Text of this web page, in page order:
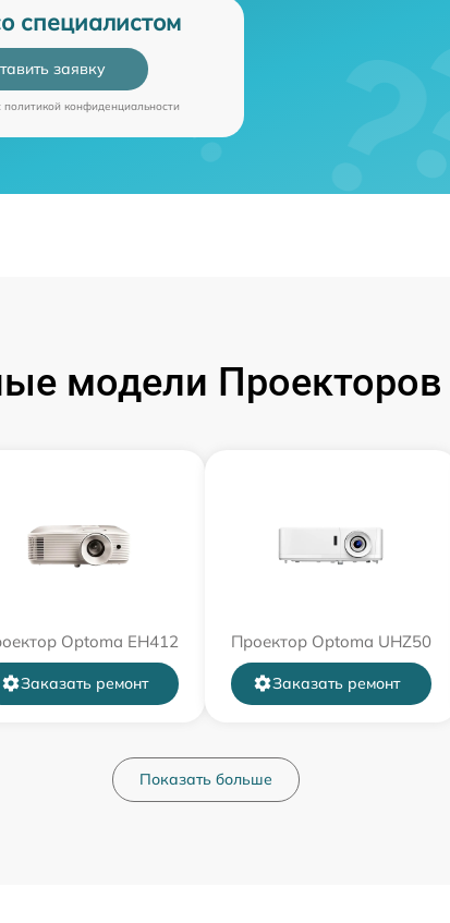
специалистом
заявку
политикой конфиденциальности
модели Проекторов
Optoma EH412
Заказать ремонт
Проектор Optoma UHZ50
Заказать ремонт
Показать больше